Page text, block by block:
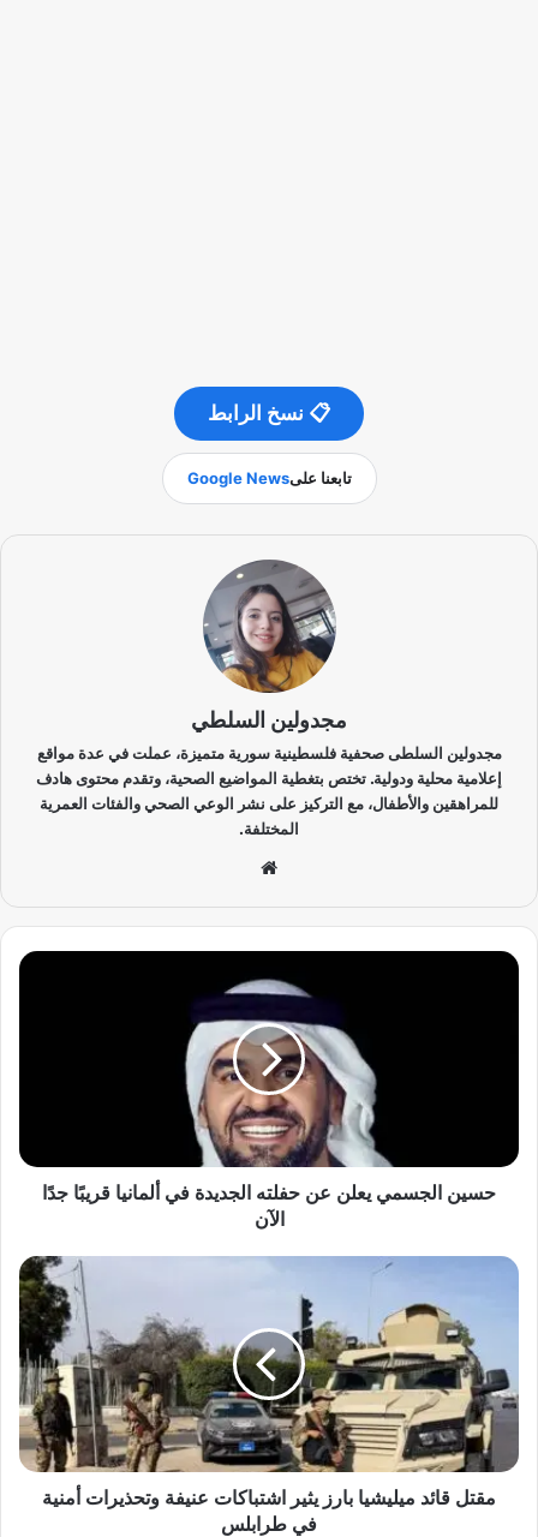
📋 نسخ الرابط
Google News
مجدولين السلطي
صحفية فلسطينية سورية متميزة، عملت في عدة مواقع
ودولية. تختص بتغطية المواضيع الصحية، وتقدم محتوى هادف
مع التركيز على نشر الوعي الصحي والفئات العمرية
الوي
ب
يعلن عن حفلته الجديدة في ألمانيا قريبًا جدًا
بارز يثير اشتباكات عنيفة وتحذيرات أمنية